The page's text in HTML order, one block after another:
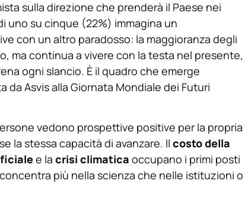
sulla direzione che prenderà il Paese nei
uno su cinque (22%) immagina un
con un altro paradosso: la maggioranza degli
ma continua a vivere con la testa nel presente,
ogni slancio. È il quadro che emerge
da Asvis alla Giornata Mondiale dei Futuri
vedono prospettive positive per la propria
la stessa capacità di avanzare. Il costo della
e la crisi climatica occupano i primi posti
più nella scienza che nelle istituzioni o